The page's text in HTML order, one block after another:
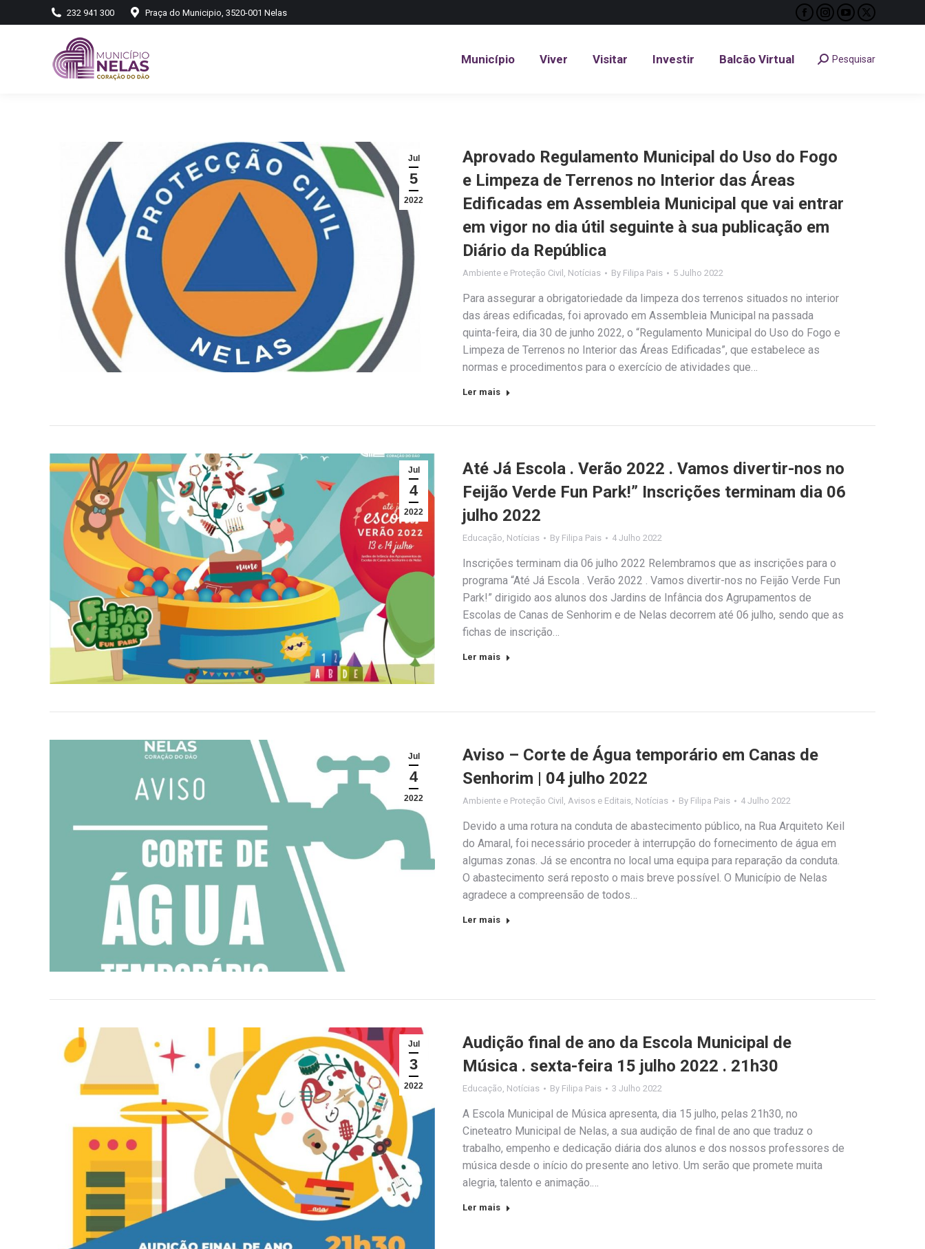
232 941 300 Praça do Municipio, 3520-001 Nelas
Facebook
opens
Instagram
opens
YouTube
opens
X
opens
Município Viver Visitar Investir Balcão Virtual Search:Pesquisar
Jul
5
2022
Aprovado Regulamento Municipal do Uso do Fogo
e Limpeza de Terrenos no Interior das Áreas
Edificadas em Assembleia Municipal que vai entrar
em vigor no dia útil seguinte à sua publicação em
Diário da República
Ambiente e Proteção Civil , Notícias By Filipa Pais 5 Julho 2022
Para assegurar a obrigatoriedade da limpeza dos terrenos situados no interior
das áreas edificadas, foi aprovado em Assembleia Municipal na passada
quinta-feira, dia 30 de junho 2022, o “Regulamento Municipal do Uso do Fogo e
Limpeza de Terrenos no Interior das Áreas Edificadas”, que estabelece as
normas e procedimentos para o exercício de atividades que…
Ler mais
Jul
4
2022
Até Já Escola . Verão 2022 . Vamos divertir-nos no
Feijão Verde Fun Park!” Inscrições terminam dia 06
julho 2022
Educação, Notícias By Filipa Pais 4 Julho 2022
Inscrições terminam dia 06 julho 2022 Relembramos que as inscrições para o
programa “Até Já Escola . Verão 2022 . Vamos divertir-nos no Feijão Verde Fun
Park!” dirigido aos alunos dos Jardins de Infância dos Agrupamentos de
Escolas de Canas de Senhorim e de Nelas decorrem até 06 julho, sendo que as
fichas de inscrição…
Ler mais
Jul
4
2022
Aviso – Corte de Água temporário em Canas de
Senhorim | 04 julho 2022
Ambiente e Proteção Civil , Avisos e Editais, Notícias By Filipa Pais 4 Julho 2022
Devido a uma rotura na conduta de abastecimento público, na Rua Arquiteto Keil
do Amaral, foi necessário proceder à interrupção do fornecimento de água em
algumas zonas. Já se encontra no local uma equipa para reparação da conduta.
O abastecimento será reposto o mais breve possível. O Município de Nelas
agradece a compreensão de todos…
Ler mais
Jul
3
2022
Audição final de ano da Escola Municipal de
Música . sexta-feira 15 julho 2022 . 21h30
Educação Notícias By Filipa Pais 3 Julho 2022
A Escola Municipal de Música apresenta, dia 15 julho, pelas 21h30, no
Cineteatro Municipal de Nelas, a sua audição de final de ano que traduz o
trabalho, empenho e dedicação diária dos alunos e dos nossos professores de
música desde o início do presente ano letivo. Um serão que promete muita
alegria, talento e animação.…
Ler mais
Município Viver Visitar Investir Balcão Virtual Search:
Pesquisar